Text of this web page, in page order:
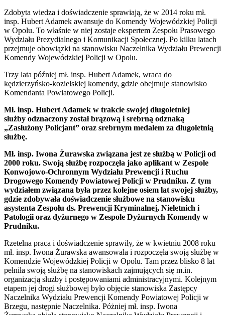
Zdobyta wiedza i doświadczenie sprawiają, że w 2014 roku mł.
insp. Hubert Adamek awansuje do Komendy Wojewódzkiej Policji
w Opolu. To właśnie w niej zostaje ekspertem Zespołu Prasowego
Wydziału Prezydialnego i Komunikacji Społecznej. Po kilku latach
przejmuje obowiązki na stanowisku Naczelnika Wydziału Prewencji
Komendy Wojewódzkiej Policji w Opolu.
Trzy lata później mł. insp. Hubert Adamek, wraca do
kędzierzyńsko-kozielskiej komendy, gdzie obejmuje stanowisko
Komendanta Powiatowego Policji.
Mł. insp. Hubert Adamek w trakcie swojej długoletniej
służby odznaczony został brązową i srebrną odznaką
„Zasłużony Policjant” oraz srebrnym medalem za długoletnią
służbę.
Mł. insp. Iwona Żurawska związana jest ze służbą w Policji od
2000 roku. Swoją służbę rozpoczęła jako aplikant w Zespole
Konwojowo-Ochronnym Wydziału Prewencji i Ruchu
Drogowego Komendy Powiatowej Policji w Prudniku. Z tym
wydziałem związana była przez kolejne osiem lat swojej służby,
gdzie zdobywała doświadczenie służbowe na stanowisku
asystenta Zespołu ds. Prewencji Kryminalnej, Nieletnich i
Patologii oraz dyżurnego w Zespole Dyżurnych Komendy w
Prudniku.
Rzetelna praca i doświadczenie sprawiły, że w kwietniu 2008 roku
mł. insp. Iwona Żurawska awansowała i rozpoczęła swoją służbę w
Komendzie Wojewódzkiej Policji w Opolu. Tam przez blisko 8 lat
pełniła swoją służbę na stanowiskach zajmujących się m.in.
organizacją służby i postępowaniami administracyjnymi. Kolejnym
etapem jej drogi służbowej było objęcie stanowiska Zastępcy
Naczelnika Wydziału Prewencji Komendy Powiatowej Policji w
Brzegu, następnie Naczelnika. Póżniej mł. insp. Iwona